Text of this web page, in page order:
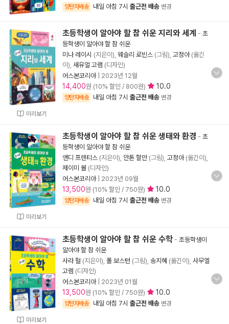
양탄자배송 내일 아침 7시 출근전 배송 변경
미리보기
초등학생이 알아야 할 참 쉬운 지리와 세계 - 초
등학생이 알아야 할 참 쉬운
미나 레이시 (지은이), 웨슬리 로빈스 (그림), 고정아(옮긴
이), 새뮤얼 고램 (디자인)
어스본코리아| 2023년 12월
14,400원 (10% 할인 / 800원) 10.0
양탄자배송 내일 아침 7시 출근전 배송 변경
미리보기
초등학생이 알아야 할 참 쉬운 생태와 환경 - 초
등학생이 알아야 할 참 쉬운
앤디 프렌티스 (지은이), 안톤 할만(그림), 고정아(옮긴이),
제이미 볼 (디자인)
어스본코리아| 2023년 09월
13,500원 (10% 할인 / 750원) 10.0
양탄자배송 내일 아침 7시 출근전 배송 변경
미리보기
초등학생이 알아야 할 참 쉬운 수학 - 초등학생이
알아야 할 참 쉬운
사라 헐 (지은이), 폴 보스턴 (그림), 송지혜 (옮긴이), 사무엘
고렘 (디자인)
어스본코리아| 2023년 01월
13,500원 (10% 할인 / 750원) 10.0
양탄자배송 내일 아침 7시 출근전 배송 변경